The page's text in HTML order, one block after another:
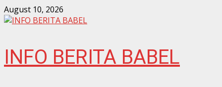
Skip
to
August 10, 2026
INFO BERITA BABEL